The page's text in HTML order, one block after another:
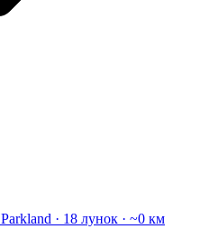
Parkland · 18 лунок · ~0 км